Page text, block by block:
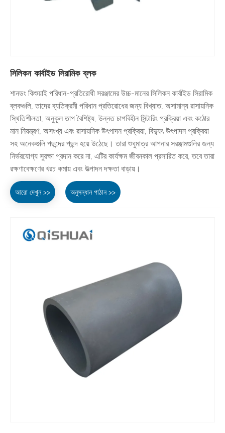
সিলিকন কার্বাইড সিরামিক ব্লক
শানডং কিশুয়াই পরিধান-প্রতিরোধী সরঞ্জামের উচ্চ-মানের সিলিকন কার্বাইড সিরামিক
ব্লকগুলি, তাদের ব্যতিক্রমী পরিধান প্রতিরোধের জন্য বিখ্যাত, অসামান্য রাসায়নিক
স্থিতিশীলতা, অনুকূল তাপ বৈশিষ্ট্য, উন্নত চাপবিহীন সিন্টারিং প্রক্রিয়া এবং কঠোর
মান নিয়ন্ত্রণ, অসংখ্য এবং রাসায়নিক উৎপাদন প্রক্রিয়া, বিদ্যুৎ উৎপাদন প্রক্রিয়া
সহ অনেকগুলি পছন্দের পছন্দ হয়ে উঠেছে। তারা শুধুমাত্র আপনার সরঞ্জামগুলির জন্য
নির্ভরযোগ্য সুরক্ষা প্রদান করে না, এটির কার্যক্ষম জীবনকাল প্রসারিত করে, তবে তারা
রক্ষণাবেক্ষণের খরচ কমায় এবং উত্পাদন দক্ষতা বাড়ায়।
আরো দেখুন >> অনুসন্ধান পাঠান >>